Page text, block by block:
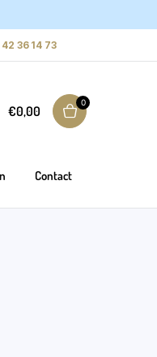
42 36 14 73
€0,00
0
Contact